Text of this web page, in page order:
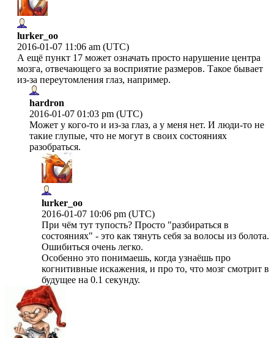
lurker_oo
2016-01-07 11:06 am (UTC)
А ещё пункт 17 может означать просто нарушение центра
мозга, отвечающего за восприятие размеров. Такое бывает
из-за переутомления глаз, например.
hardron
2016-01-07 01:03 pm (UTC)
Может у кого-то и из-за глаз, а у меня нет. И люди-то не
такие глупые, что не могут в своих состояниях
разобраться.
lurker_oo
2016-01-07 10:06 pm (UTC)
При чём тут тупость? Просто "разбираться в
состояниях" - это как тянуть себя за волосы из болота.
Ошибиться очень легко.
Особенно это понимаешь, когда узнаёшь про
когнитивные искажения, и про то, что мозг смотрит в
будущее на 0.1 секунду.